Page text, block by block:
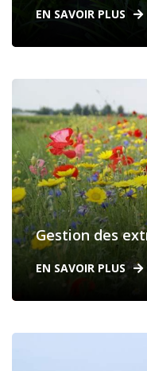
EN SAVOIR PLUS
Gestion des
EN SAVOIR PLUS